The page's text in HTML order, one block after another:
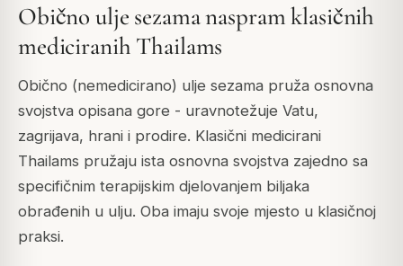
Obično ulje sezama naspram klasičnih
mediciranih Thailams
Obično (nemedicirano) ulje sezama pruža osnovna
svojstva opisana gore - uravnotežuje Vatu,
zagrijava, hrani i prodire. Klasični medicirani
Thailams pružaju ista osnovna svojstva zajedno sa
specifičnim terapijskim djelovanjem biljaka
obrađenih u ulju. Oba imaju svoje mjesto u klasičnoj
praksi.